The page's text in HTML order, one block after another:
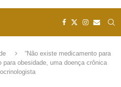
“Não existe medicamento para
obesidade, uma doença crônica